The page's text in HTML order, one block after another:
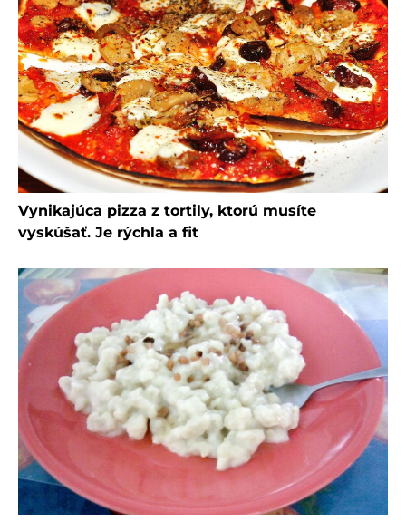
Vynikajúca pizza z tortily, ktorú musíte
vyskúšať. Je rýchla a fit